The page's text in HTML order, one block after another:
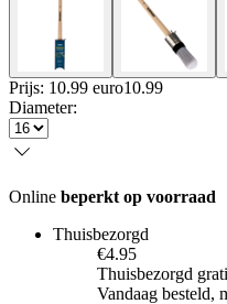
Prijs: 10.99 euro10.99
Diameter:
Online beperkt op voorraad
Thuisbezorgd
€4.95
Thuisbezorgd
Vandaag besteld,